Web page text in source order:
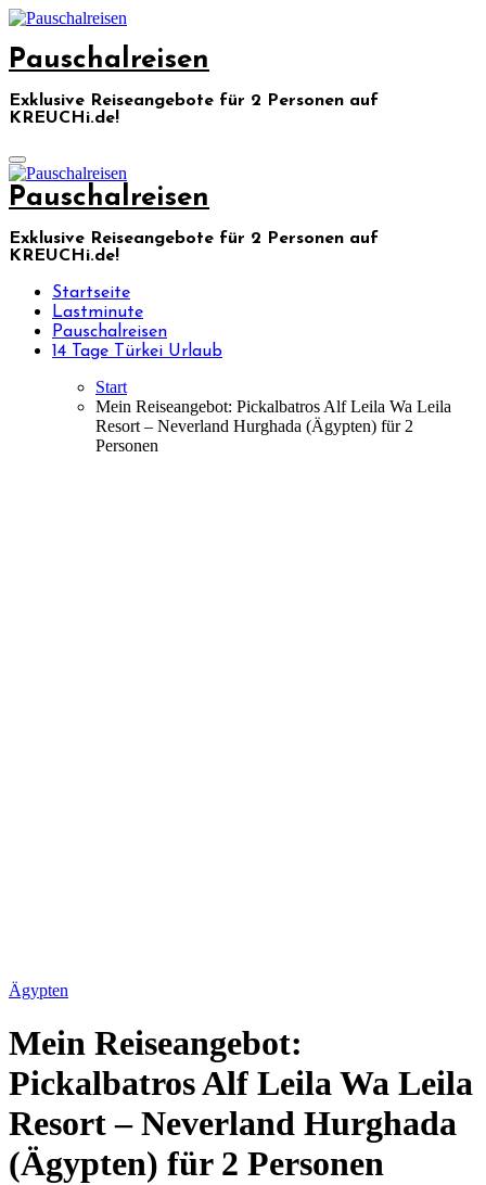
Skip
content
Pauschalreisen
Exklusive Reiseangebote für 2 Personen auf
KREUCHi.de!
Pauschalreisen
Exklusive Reiseangebote für 2 Personen auf
KREUCHi.de!
Startseite
Lastminute
Pauschalreisen
14 Tage Türkei Urlaub
Start
Mein Reiseangebot: Pickalbatros Alf Leila Wa Leila
Resort – Neverland Hurghada (Ägypten) für 2
Personen
Ägypten
Mein Reiseangebot:
Pickalbatros Alf Leila Wa Leila
Resort – Neverland Hurghada
(Ägypten) für 2 Personen